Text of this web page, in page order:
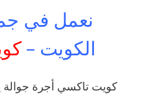
نعمل في
الكويت –
كويت تاكسي أجرة